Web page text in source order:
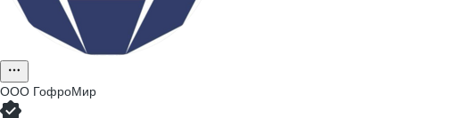
ООО ГофроМир